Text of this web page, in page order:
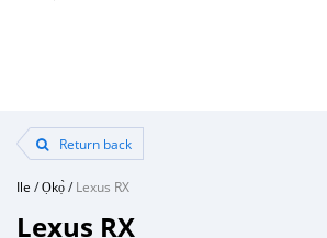
Return back
Ile /Ọkọ̀/Lexus RX
Lexus RX